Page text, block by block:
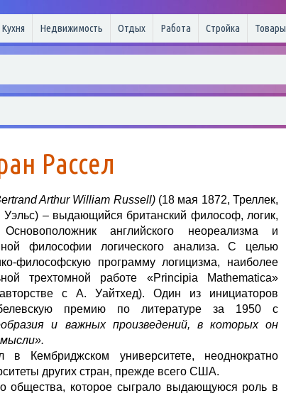
Кухня Недвижимость Отдых Работа Стройка Товары
Рассел
Arthur William Russell)(18 мая 1872, Треллек,
– выдающийся британский философ, логик,
английского неореализма и
философии логического анализа. С целью
философскую программу логицизма, наиболее
трехтомной работе «Principia Mathematica»
с А. Уайтхед). Один из инициаторов
премию по литературе за 1950 с
и важных произведений, в которых он
Кембриджском университете, неоднократно
других стран, прежде всего США.
общества, которое сыграло выдающуюся роль в